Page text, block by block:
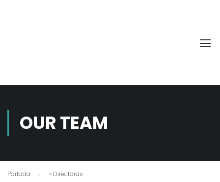
OUR TEAM
Portada » Directoras